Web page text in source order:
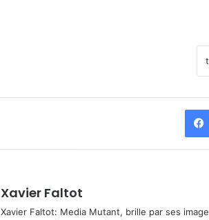
Xavier Faltot
Xavier Faltot: Media Mutant, brille par ses